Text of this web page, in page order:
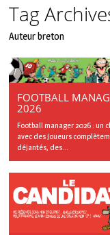
Tag
Auteur breton
FOOTBALL
2026
Football manager 2026 : un
avec des joueurs
déjantés, des...